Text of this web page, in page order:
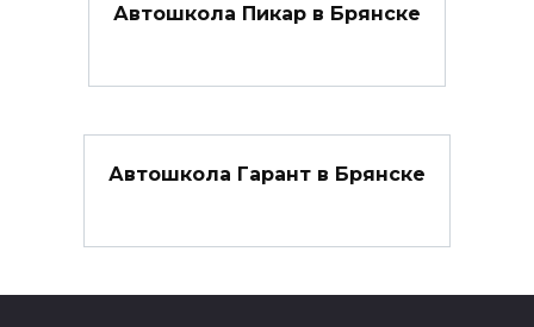
Автошкола Пикар в Брянске
Автошкола Гарант в Брянске